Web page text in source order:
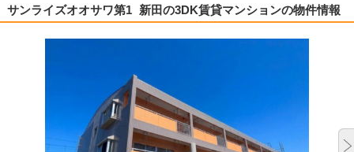
サンライズオオサワ第1 新田の3DK賃貸マンションの物件情報